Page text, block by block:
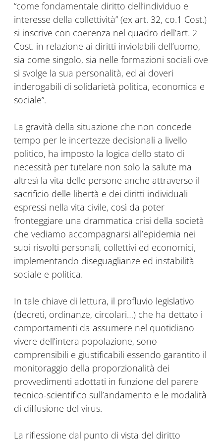
“come fondamentale diritto dell’individuo e
interesse della collettività” (ex art. 32, co.1 Cost.)
si inscrive con coerenza nel quadro dell’art. 2
Cost. in relazione ai diritti inviolabili dell’uomo,
sia come singolo, sia nelle formazioni sociali ove
si svolge la sua personalità, ed ai doveri
inderogabili di solidarietà politica, economica e
sociale”.
La gravità della situazione che non concede
tempo per le incertezze decisionali a livello
politico, ha imposto la logica dello stato di
necessità per tutelare non solo la salute ma
altresì la vita delle persone anche attraverso il
sacrificio delle libertà e dei diritti individuali
espressi nella vita civile, così da poter
fronteggiare una drammatica crisi della società
che vediamo accompagnarsi all’epidemia nei
suoi risvolti personali, collettivi ed economici,
implementando diseguaglianze ed instabilità
sociale e politica.
In tale chiave di lettura, il profluvio legislativo
(decreti, ordinanze, circolari…) che ha dettato i
comportamenti da assumere nel quotidiano
vivere dell’intera popolazione, sono
comprensibili e giustificabili essendo garantito il
monitoraggio della proporzionalità dei
provvedimenti adottati in funzione del parere
tecnico-scientifico sull’andamento e le modalità
di diffusione del virus.
La riflessione dal punto di vista del diritto